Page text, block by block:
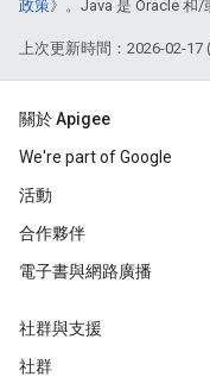
政策》。Java 是 Oracle 和/
上次更新時間：2026-02-17
關於 Apigee
We're part of Google
活動
合作夥伴
電子書與網路廣播
社群與支援
社群